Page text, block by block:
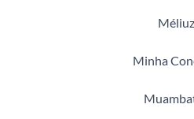
Méliuz
Minha